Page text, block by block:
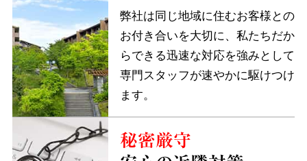
弊社は同じ地域に住むお客様との
お付き合いを大切に、私たちだか
らできる迅速な対応を強みとして
専門スタッフが速やかに駆けつけ
ます。
秘密厳守